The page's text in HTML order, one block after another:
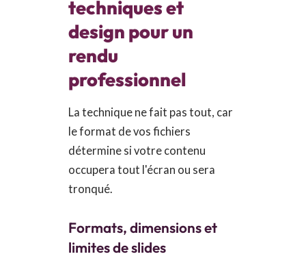
techniques et
design pour un
rendu
professionnel
La technique ne fait pas tout, car
le format de vos fichiers
détermine si votre contenu
occupera tout l'écran ou sera
tronqué.
Formats, dimensions et
limites de slides